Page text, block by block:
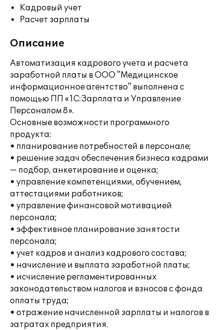
Кадровый учет
Расчет зарплаты
Описание
Автоматизация кадрового учета и расчета
заработной платы в ООО "Медицинское
информационное агентство" выполнена с
помощью ПП «1С:Зарплата и Управление
Персоналом 8».
Основные возможности программного
продукта:
• планирование потребностей в персонале;
• решение задач обеспечения бизнеса кадрами
— подбор, анкетирование и оценка;
• управление компетенциями, обучением,
аттестациями работников;
• управление финансовой мотивацией
персонала;
• эффективное планирование занятости
персонала;
• учет кадров и анализ кадрового состава;
• начисление и выплата заработной платы;
• исчисление регламентированных
законодательством налогов и взносов с фонда
оплаты труда;
• отражение начисленной зарплаты и налогов в
затратах предприятия.